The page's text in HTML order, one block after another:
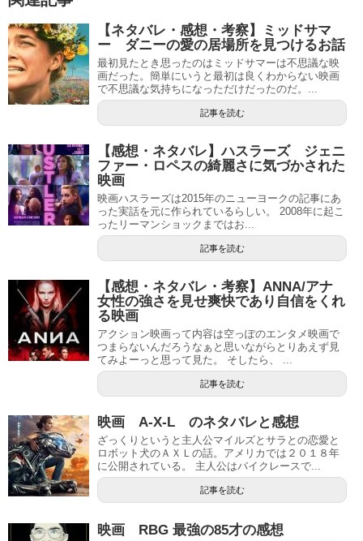
【ネタバレ・感想・考察】ミッドサマ
ー ダニーの愛の居場所を見つけるお話
最初見たとき思ったのはミッドサマーは不思議な映
画だった。簡単にいうと最初は良くわからない映画
で不思議な気持ちになっただけだったのだ。...
記事を読む
【感想・ネタバレ】ハスラーズ ジェニ
ファー・ロペスの綺麗さに気づかされた
映画
映画ハスラーズは2015年のニューヨークの記事にあ
った実話を元に作られているらしい。 2008年に起こ
ったリーマンショックまではお...
記事を読む
【感想・ネタバレ・考察】ANNA/アナ
女性の強さを見せ爽快であり自信をくれ
る映画
アクション映画って内容は空っぽのエンタメ映画で
つまらないんだろうなぁと思いながらとりあえず見
てみよーっと思って見た。 そしたら、 ...
記事を読む
映画 A-X-L のネタバレと感想
ざっくりというと主人公マイルズとサラとの恋愛と
ロボット犬のＡＸＬの話。アメリカでは２０１８年
に公開されている。 主人公はバイクレースで...
記事を読む
映画 RBG 最強の85才の感想